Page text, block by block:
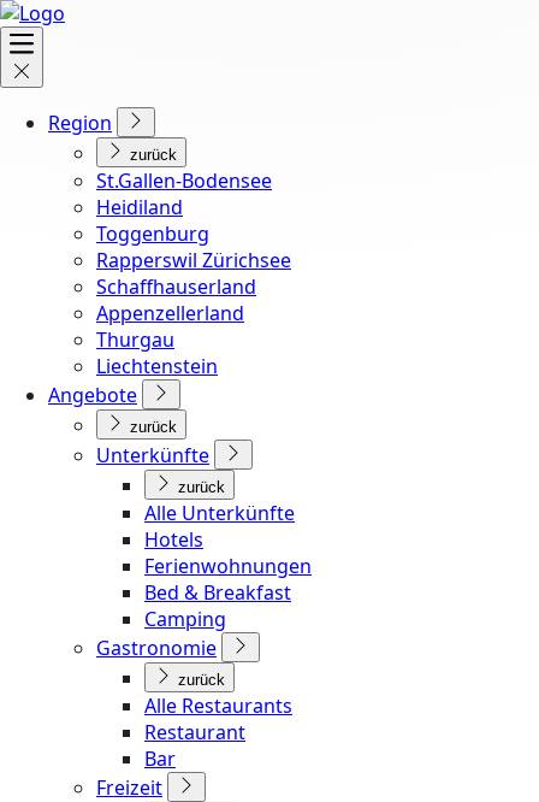
Region
zurück
St.Gallen-Bodensee
Heidiland
Toggenburg
Rapperswil Zürichsee
Schaffhauserland
Appenzellerland
Thurgau
Liechtenstein
Angebote
zurück
Unterkünfte
zurück
Alle Unterkünfte
Hotels
Ferienwohnungen
Bed & Breakfast
Camping
Gastronomie
zurück
Alle Restaurants
Restaurant
Bar
Freizeit